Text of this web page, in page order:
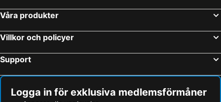
Våra produkter
Villkor och policyer
Support
Logga in för exklusiva medlemsförmåner